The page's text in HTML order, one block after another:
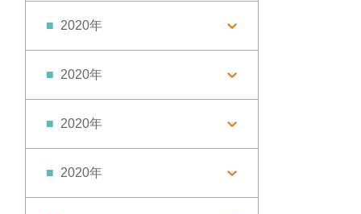
2020年
2020年
2020年
2020年